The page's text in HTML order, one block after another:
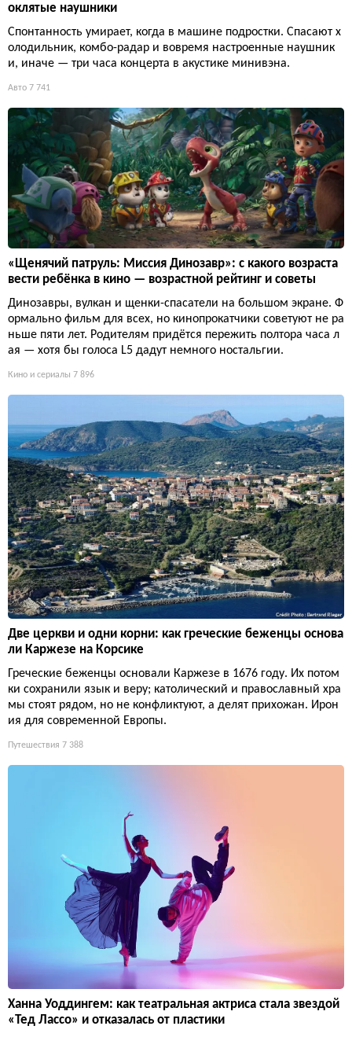
оклятые наушники
Спонтанность умирает, когда в машине подростки. Спасают х
олодильник, комбо-радар и вовремя настроенные наушник
и, иначе — три часа концерта в акустике минивэна.
Авто 7 741
«Щенячий патруль: Миссия Динозавр»: с какого возраста
вести ребёнка в кино — возрастной рейтинг и советы
Динозавры, вулкан и щенки-спасатели на большом экране. Ф
ормально фильм для всех, но кинопрокатчики советуют не ра
ньше пяти лет. Родителям придётся пережить полтора часа л
ая — хотя бы голоса L5 дадут немного ностальгии.
Кино и сериалы 7 896
Две церкви и одни корни: как греческие беженцы основа
ли Каржезе на Корсике
Греческие беженцы основали Каржезе в 1676 году. Их потом
ки сохранили язык и веру; католический и православный хра
мы стоят рядом, но не конфликтуют, а делят прихожан. Ирон
ия для современной Европы.
Путешествия 7 388
Ханна Уоддингем: как театральная актриса стала звездой
«Тед Лассо» и отказалась от пластики